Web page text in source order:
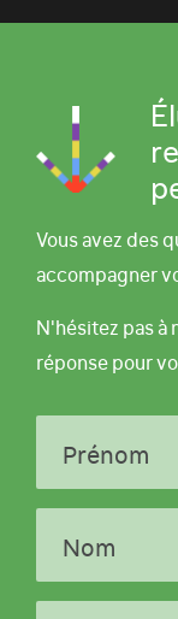
Vous avez des
accompagner
N'hésitez pas à
réponse pour
Prénom
Nom